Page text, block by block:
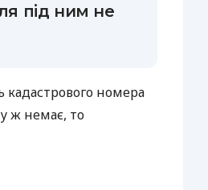
під ним не
кадастрового номера
ж немає, то